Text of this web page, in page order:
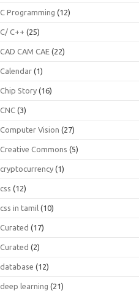
C Programming (12)
C/ C++ (25)
CAD CAM CAE (22)
Calendar (1)
Chip Story (16)
CNC (3)
Computer Vision (27)
Creative Commons (5)
cryptocurrency (1)
css (12)
css in tamil (10)
Curated (17)
Curated (2)
database (12)
deep learning (21)